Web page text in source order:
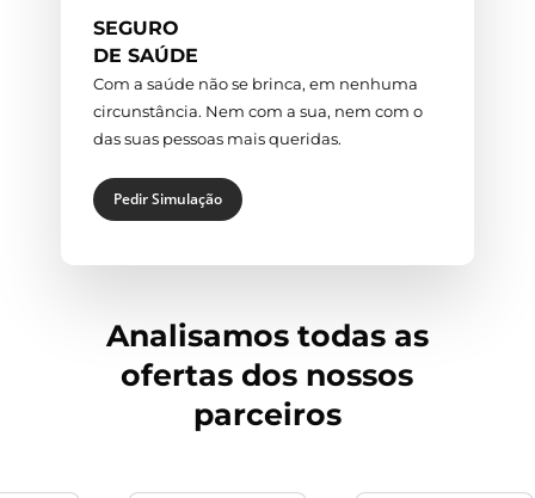
SEGURO
DE SAÚDE
Com a saúde não se brinca, em nenhuma
circunstância. Nem com a sua, nem com o
das suas pessoas mais queridas.
Pedir Simulação
Analisamos todas as
ofertas dos nossos
parceiros